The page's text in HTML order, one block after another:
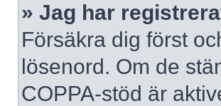
» Jag har
Försäkra dig först
lösenord. Om de
COPPA-stöd är